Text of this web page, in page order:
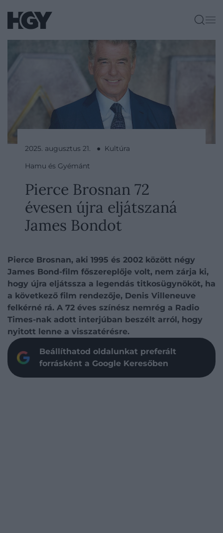
2025. augusztus 21. ● Kultúra
Hamu és Gyémánt
Pierce Brosnan 72
évesen újra eljátszaná
James Bondot
Pierce Brosnan, aki 1995 és 2002 között négy
James Bond-film főszereplője volt, nem zárja ki,
hogy újra eljátssza a legendás titkosügynököt, ha
a következő film rendezője, Denis Villeneuve
felkérné rá. A 72 éves színész nemrég a Radio
Times-nak adott interjúban beszélt arról, hogy
nyitott lenne a visszatérésre.
Beállíthatod oldalunkat preferált
forrásként a Google Keresőben